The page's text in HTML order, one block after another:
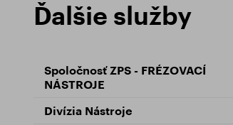
Záhlbníky
Výrobné materiály
Ďalšie služby
Spoločnosť ZPS - FRÉZOVACÍ
NÁSTROJE
Divízia Nástroje